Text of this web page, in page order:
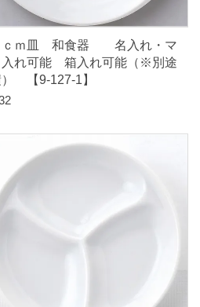
9
q
ｃｍ皿 和食器 名入れ・マ
入れ可能 箱入れ可能（※別途
） 【9-127-1】